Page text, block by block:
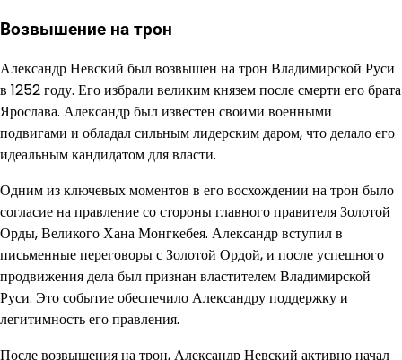
Возвышение на трон
Александр Невский был возвышен на трон Владимирской Руси
в 1252 году. Его избрали великим князем после смерти его брата
Ярослава. Александр был известен своими военными
подвигами и обладал сильным лидерским даром, что делало его
идеальным кандидатом для власти.
Одним из ключевых моментов в его восхождении на трон было
согласие на правление со стороны главного правителя Золотой
Орды, Великого Хана Монгкебея. Александр вступил в
письменные переговоры с Золотой Ордой, и после успешного
продвижения дела был признан властителем Владимирской
Руси. Это событие обеспечило Александру поддержку и
легитимность его правления.
После возвышения на трон, Александр Невский активно начал